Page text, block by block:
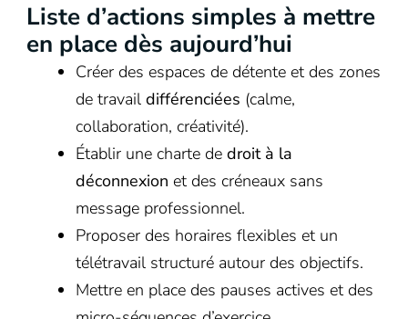
Liste d’actions simples à mettre
en place dès aujourd’hui
Créer des espaces de détente et des zones
de travail différenciées (calme,
collaboration, créativité).
Établir une charte de droit à la
déconnexion et des créneaux sans
message professionnel.
Proposer des horaires flexibles et un
télétravail structuré autour des objectifs.
Mettre en place des pauses actives et des